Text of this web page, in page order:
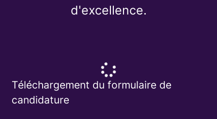
d'excellence.
Téléchargement du formulaire de
candidature